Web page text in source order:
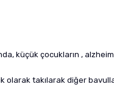
küçük çocukların ,
takılarak diğer